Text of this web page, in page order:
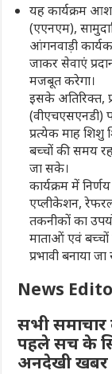
यह कार्यक्रम
(एएनएम),
आंगनवाड़ी
जाकर सेवाएं
मजबूत करेगा।
इसके अतिरिक्त,
(वीएचएसएनडी)
प्रत्येक माह शिशु
बच्चों की समय
जा सके।
कार्यक्रम में
एप्लीकेशन,
तकनीकों का
माताओं एवं
प्रभावी बनाया
News
सभी
पहले सच के
अनदेखी खबर